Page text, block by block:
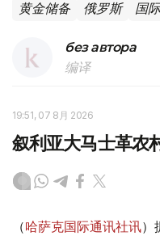
黄金储备 俄罗斯 国际
без автора
编译
19:51, 07 8月 2026
叙利亚大马士革农
（哈萨克国际通讯社讯）